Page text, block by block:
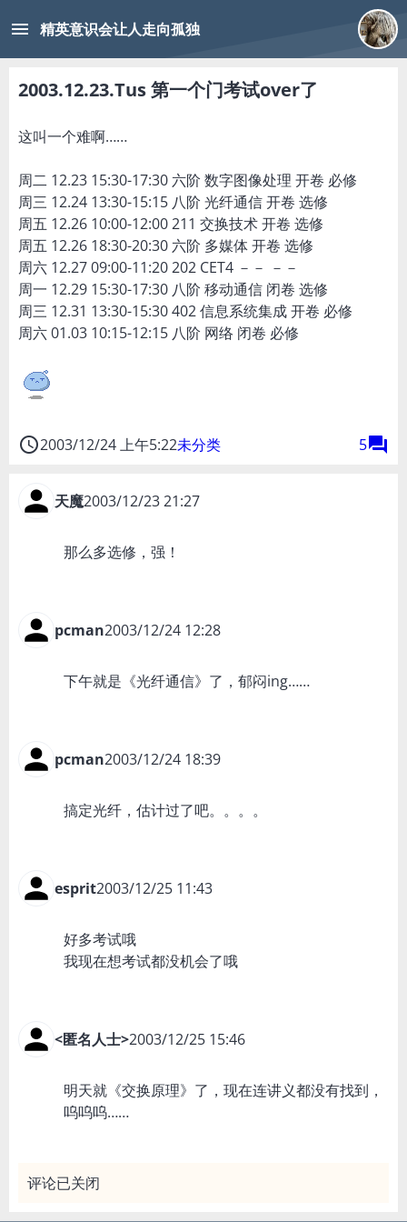
menu 精英意识会让人走向孤独
2003.12.23.Tus 第一个门考试over了
这叫一个难啊……
周二 12.23 15:30-17:30 六阶 数字图像处理 开卷 必修
周三 12.24 13:30-15:15 八阶 光纤通信 开卷 选修
周五 12.26 10:00-12:00 211 交换技术 开卷 选修
周五 12.26 18:30-20:30 六阶 多媒体 开卷 选修
周六 12.27 09:00-11:20 202 CET4 －－ －－
周一 12.29 15:30-17:30 八阶 移动通信 闭卷 选修
周三 12.31 13:30-15:30 402 信息系统集成 开卷 必修
周六 01.03 10:15-12:15 八阶 网络 闭卷 必修
access_time2003/12/24 上午5:22未分类 5forum
天魔2003/12/23 21:27
那么多选修，强！
pcman2003/12/24 12:28
下午就是《光纤通信》了，郁闷ing……
pcman2003/12/24 18:39
搞定光纤，估计过了吧。。。。
esprit2003/12/25 11:43
好多考试哦
我现在想考试都没机会了哦
<匿名人士>2003/12/25 15:46
明天就《交换原理》了，现在连讲义都没有找到，
呜呜呜……
评论已关闭